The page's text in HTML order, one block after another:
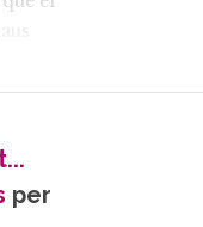
Llavors
per
era
per